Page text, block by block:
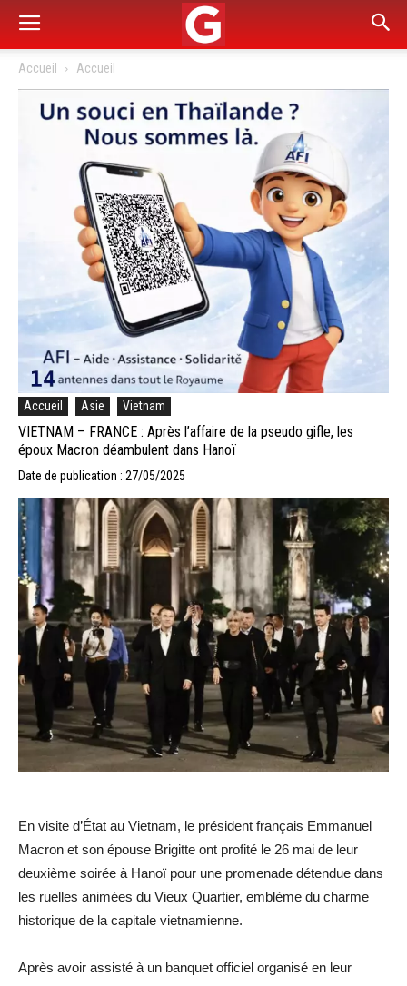
Accueil Accueil
Accueil Asie Vietnam
VIETNAM – FRANCE : Après l’affaire de la pseudo gifle, les
époux Macron déambulent dans Hanoï
Date de publication : 27/05/2025
En visite d’État au Vietnam, le président français Emmanuel
Macron et son épouse Brigitte ont profité le 26 mai de leur
deuxième soirée à Hanoï pour une promenade détendue dans
les ruelles animées du Vieux Quartier, emblème du charme
historique de la capitale vietnamienne.
Après avoir assisté à un banquet officiel organisé en leur